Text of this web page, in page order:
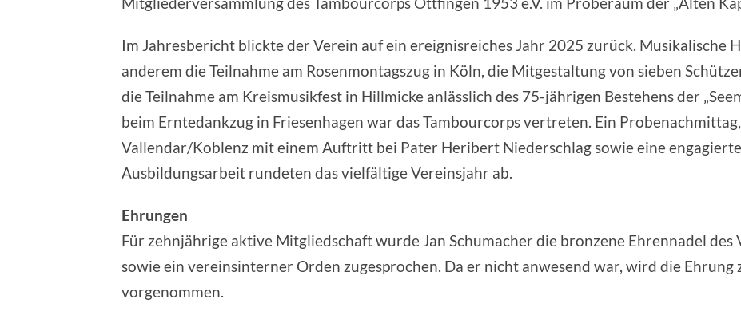
Im Jahresbericht blickte der Verein auf ein ereignisreiches Jahr 2025 zurück. Musikalische
anderem die Teilnahme am Rosenmontagszug in Köln, die Mitgestaltung von sieben
die Teilnahme am Kreismusikfest in Hillmicke anlässlich des 75-jährigen Bestehens der
beim Erntedankzug in Friesenhagen war das Tambourcorps vertreten. Ein
Vallendar/Koblenz mit einem Auftritt bei Pater Heribert Niederschlag sowie eine
Ausbildungsarbeit rundeten das vielfältige Vereinsjahr ab.
Ehrungen
Für zehnjährige aktive Mitgliedschaft wurde Jan Schumacher die bronzene Ehrennadel des
sowie ein vereinsinterner Orden zugesprochen. Da er nicht anwesend war, wird die
vorgenommen.